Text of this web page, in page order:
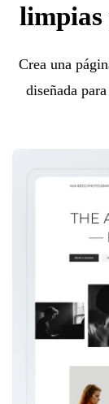
limpias
Crea una
diseñada